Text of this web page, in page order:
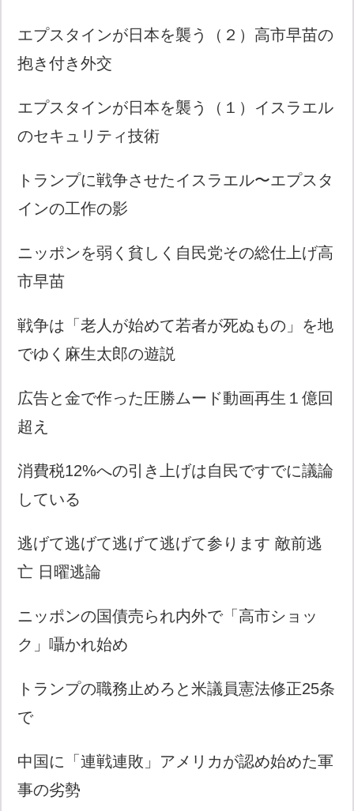
エプスタインが日本を襲う（２）高市早苗の
抱き付き外交
エプスタインが日本を襲う（１）イスラエル
のセキュリティ技術
トランプに戦争させたイスラエル〜エプスタ
インの工作の影
ニッポンを弱く貧しく自民党その総仕上げ高
市早苗
戦争は「老人が始めて若者が死ぬもの」を地
でゆく麻生太郎の遊説
広告と金で作った圧勝ムード動画再生１億回
超え
消費税12%への引き上げは自民ですでに議論
している
逃げて逃げて逃げて逃げて参ります 敵前逃
亡 日曜逃論
ニッポンの国債売られ内外で「高市ショッ
ク」囁かれ始め
トランプの職務止めろと米議員憲法修正25条
で
中国に「連戦連敗」アメリカが認め始めた軍
事の劣勢